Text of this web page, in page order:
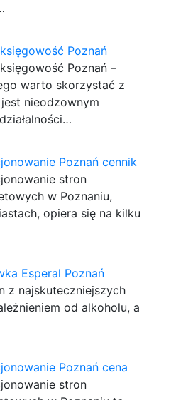
księgowość Poznań
księgowość Poznań –
warto skorzystać z
jest nieodzownym
Poznań cennik
stron
w Poznaniu,
opiera się na kilku
Esperal Poznań
z najskuteczniejszych
od alkoholu, a
Poznań cena
stron